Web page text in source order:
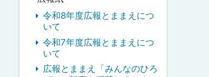
令和8年度広報とままえにつ
いて
令和7年度広報とままえにつ
いて
広報とままえ「みんなのひろ